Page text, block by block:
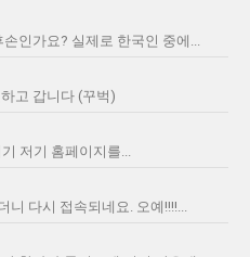
인가요? 실제로 한국인 중에...
고 갑니다 (꾸벅)
저기 홈페이지를...
다시 접속되네요. 오예!!!!...